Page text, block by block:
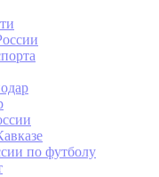
по футболу